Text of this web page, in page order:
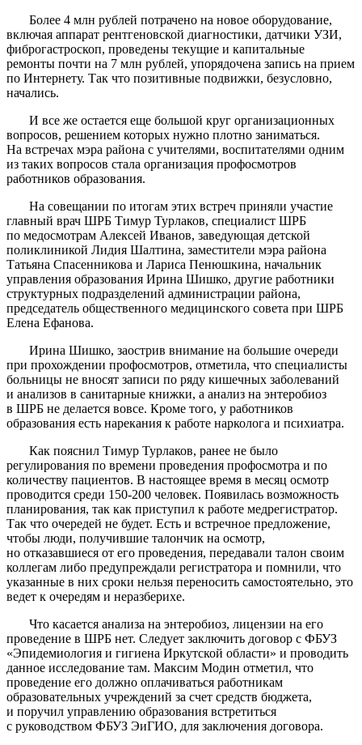
Более 4 млн рублей потрачено на новое оборудование,
включая аппарат рентгеновской диагностики, датчики УЗИ,
фиброгастроскоп, проведены текущие и капитальные
ремонты почти на 7 млн рублей, упорядочена запись на прием
по Интернету. Так что позитивные подвижки, безусловно,
начались.
И все же остается еще большой круг организационных
вопросов, решением которых нужно плотно заниматься.
На встречах мэра района с учителями, воспитателями одним
из таких вопросов стала организация профосмотров
работников образования.
На совещании по итогам этих встреч приняли участие
главный врач ШРБ Тимур Турлаков, специалист ШРБ
по медосмотрам Алексей Иванов, заведующая детской
поликлиникой Лидия Шалтина, заместители мэра района
Татьяна Спасенникова и Лариса Пенюшкина, начальник
управления образования Ирина Шишко, другие работники
структурных подразделений администрации района,
председатель общественного медицинского совета при ШРБ
Елена Ефанова.
Ирина Шишко, заострив внимание на большие очереди
при прохождении профосмотров, отметила, что специалисты
больницы не вносят записи по ряду кишечных заболеваний
и анализов в санитарные книжки, а анализ на энтеробиоз
в ШРБ не делается вовсе. Кроме того, у работников
образования есть нарекания к работе нарколога и психиатра.
Как пояснил Тимур Турлаков, ранее не было
регулирования по времени проведения профосмотра и по
количеству пациентов. В настоящее время в месяц осмотр
проводится среди 150-200 человек. Появилась возможность
планирования, так как приступил к работе медрегистратор.
Так что очередей не будет. Есть и встречное предложение,
чтобы люди, получившие талончик на осмотр,
но отказавшиеся от его проведения, передавали талон своим
коллегам либо предупреждали регистратора и помнили, что
указанные в них сроки нельзя переносить самостоятельно, это
ведет к очередям и неразберихе.
Что касается анализа на энтеробиоз, лицензии на его
проведение в ШРБ нет. Следует заключить договор с ФБУЗ
«Эпидемиология и гигиена Иркутской области» и проводить
данное исследование там. Максим Модин отметил, что
проведение его должно оплачиваться работникам
образовательных учреждений за счет средств бюджета,
и поручил управлению образования встретиться
с руководством ФБУЗ ЭиГИО, для заключения договора.